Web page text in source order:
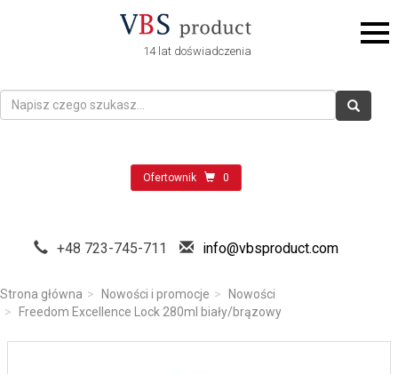
14 lat doświadczenia
Ofertownik 0
+48 723-745-711 info@vbsproduct.com
Strona główna Nowości i promocje
Nowości
Freedom Excellence Lock 280ml biały/brązowy